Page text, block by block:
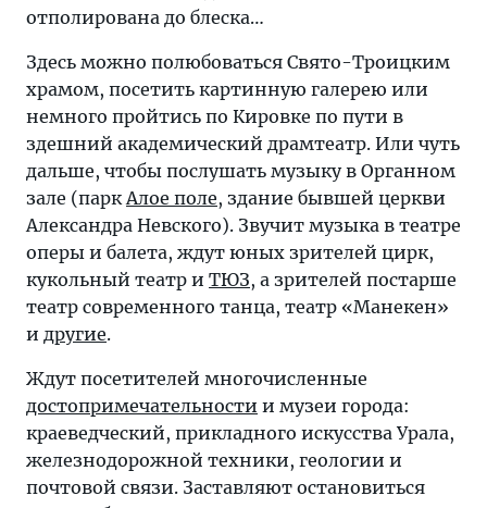
отполирована до блеска…
Здесь можно полюбоваться Свято-Троицким
храмом, посетить картинную галерею или
немного пройтись по Кировке по пути в
здешний академический драмтеатр. Или чуть
дальше, чтобы послушать музыку в Органном
зале (паркАлое поле, здание бывшей церкви
Александра Невского). Звучит музыка в театре
оперы и балета, ждут юных зрителей цирк,
кукольный театр и ТЮЗ, а зрителей постарше
театр современного танца, театр «Манекен»
и другие.
Ждут посетителей многочисленные
достопримечательности и музеи города:
краеведческий, прикладного искусства Урала,
железнодорожной техники, геологии и
почтовой связи. Заставляют остановиться